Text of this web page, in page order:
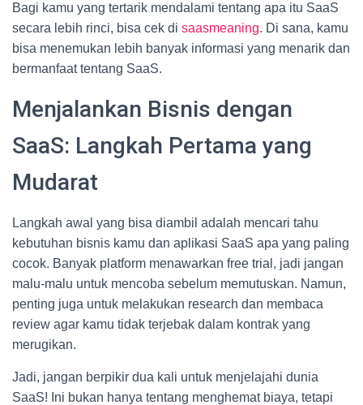
Bagi kamu yang tertarik mendalami tentang apa itu SaaS
secara lebih rinci, bisa cek di saasmeaning. Di sana, kamu
bisa menemukan lebih banyak informasi yang menarik dan
bermanfaat tentang SaaS.
Menjalankan Bisnis dengan
SaaS: Langkah Pertama yang
Mudarat
Langkah awal yang bisa diambil adalah mencari tahu
kebutuhan bisnis kamu dan aplikasi SaaS apa yang paling
cocok. Banyak platform menawarkan free trial, jadi jangan
malu-malu untuk mencoba sebelum memutuskan. Namun,
penting juga untuk melakukan research dan membaca
review agar kamu tidak terjebak dalam kontrak yang
merugikan.
Jadi, jangan berpikir dua kali untuk menjelajahi dunia
SaaS! Ini bukan hanya tentang menghemat biaya, tetapi